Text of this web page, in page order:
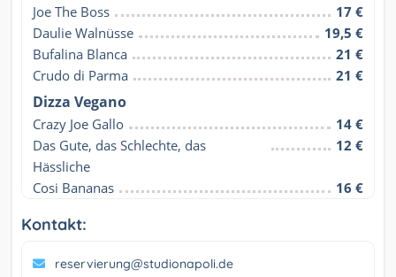
Joe The Boss
17 €
Daulie Walnüsse
19,5 €
Bufalina Blanca
21 €
Crudo di Parma
21 €
Dizza Vegano
Crazy Joe Gallo
14 €
Das Gute, das Schlechte, das
Hässliche
12 €
Cosi Bananas 16 €
Kontakt:
reservierung@studionapoli.de